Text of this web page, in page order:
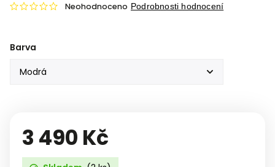
Neohodnoceno Podrobnosti hodnocení
Barva
3 490 Kč